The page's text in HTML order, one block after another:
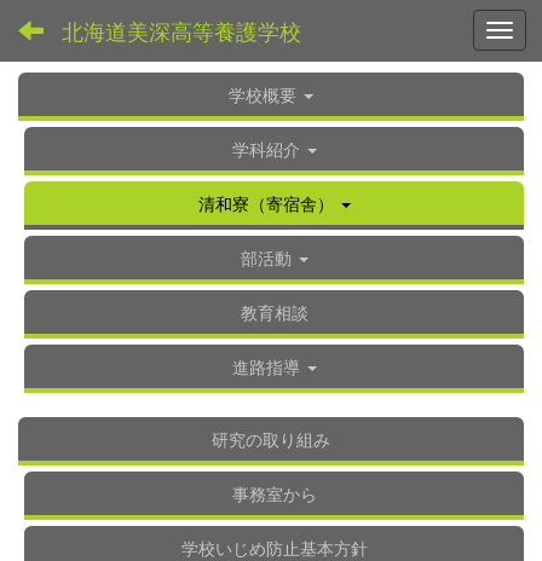
北海道美深高等養護学校
学校概要
学科紹介
清和寮（寄宿舎）
部活動
教育相談
進路指導
研究の取り組み
事務室から
学校いじめ防止基本方針